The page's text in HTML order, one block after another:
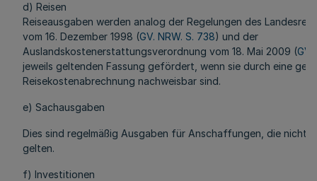
d) Reisen
Reiseausgaben werden analog der Regelungen des
vom 16. Dezember 1998 (GV. NRW. S. 738) und der
Auslandskostenerstattungsverordnung vom 18. Mai 2009 (GV.
jeweils geltenden Fassung gefördert, wenn sie durch eine
Reisekostenabrechnung nachweisbar sind.
e) Sachausgaben
Dies sind regelmäßig Ausgaben für Anschaffungen, die nicht
gelten.
f) Investitionen